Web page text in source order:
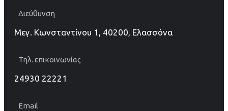
Διεύθυνση
Μεγ. Κωνσταντίνου 1, 40200, Ελασσόνα
Τηλ. επικοινωνίας
24930 22221
Email